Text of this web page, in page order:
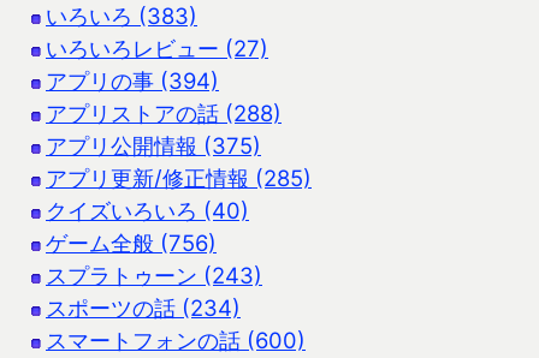
いろいろ (383)
いろいろレビュー (27)
アプリの事 (394)
アプリストアの話 (288)
アプリ公開情報 (375)
アプリ更新/修正情報 (285)
クイズいろいろ (40)
ゲーム全般 (756)
スプラトゥーン (243)
スポーツの話 (234)
スマートフォンの話 (600)